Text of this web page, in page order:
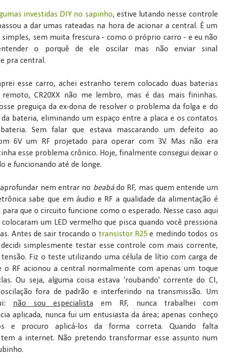
investidas DIY no sapinho, estive lutando nesse controle
a dar umas rateadas na hora de acionar a central. É um
sem muita frescura - como o próprio carro - e eu não
o porquê de ele oscilar mas não enviar sinal
pra central.
esse carro, achei estranho terem colocado duas baterias
CR20XX não me lembro, mas é das mais fininhas.
preguiça da ex-dona de resolver o problema da folga e do
bateria, eliminando um espaço entre a placa e os contatos
Sem falar que estava mascarando um defeito ao
6V um RF projetado para operar com 3V. Mas não era
esse problema crônico. Hoje, finalmente consegui deixar o
e funcionando até de longe.
nem entrar no beabádo RF, mas quem entende um
sabe que em áudio e RF a qualidade da alimentação é
que o circuito funcione como o esperado. Nesse caso aqui
um LED vermelho que pisca quando você pressiona
Antes de sair trocando o transistor R25e medindo todos os
decidi simplesmente testar esse controle com mais corrente,
Fiz o teste utilizando uma célula de lítio com carga de
o RF acionou a central normalmente com apenas um toque
Ou seja, alguma coisa estava 'roubando' corrente do CI,
fora de padrão e interferindo na transmissão. Um
não sou especialista em RF, nunca trabalhei com
aplicada, nunca fui um entusiasta da área; apenas conheço
e procuro aplicá-los da forma correta. Quando falta
a internet. Não pretendo transformar esse assunto num